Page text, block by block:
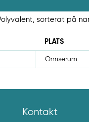
sorterat på
PLATS
Ormserum
Kontakt